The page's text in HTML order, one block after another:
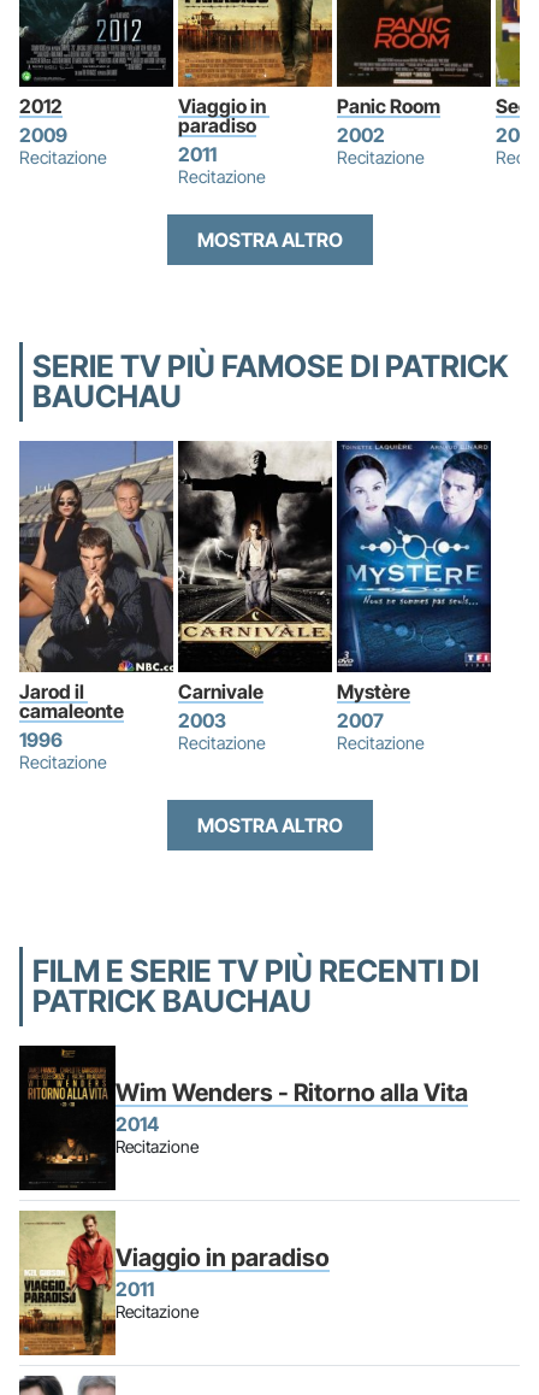
2012
2009
Recitazione
Viaggio in
paradiso
2011
Recitazione
Panic Room
2002
Recitazione
MOSTRA ALTRO
SERIE TV PIÙ FAMOSE DI PATRICK
BAUCHAU
Jarod il
camaleonte
1996
Recitazione
Carnivale
2003
Recitazione
Mystère
2007
Recitazione
MOSTRA ALTRO
FILM E SERIE TV PIÙ RECENTI DI
PATRICK BAUCHAU
Wim Wenders - Ritorno alla Vita
2014
Recitazione
Viaggio in paradiso
2011
Recitazione